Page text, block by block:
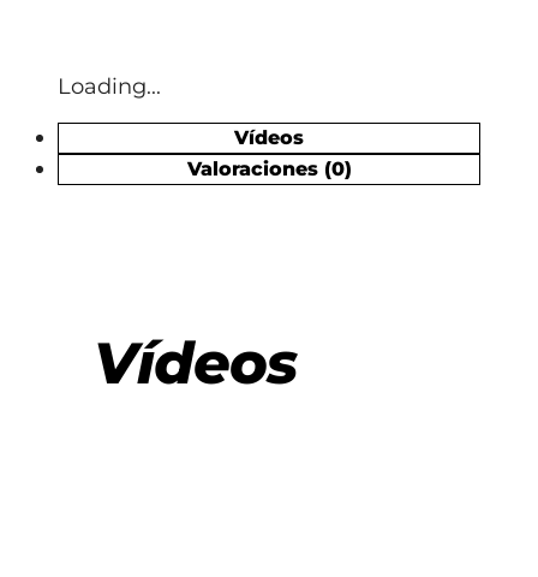
Loading...
Vídeos
Valoraciones (0)
Vídeos